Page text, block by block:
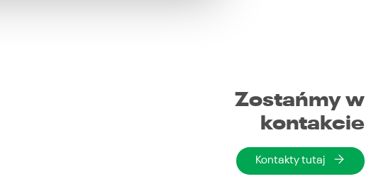
Zostańmy w
kontakcie
Kontakty tutaj